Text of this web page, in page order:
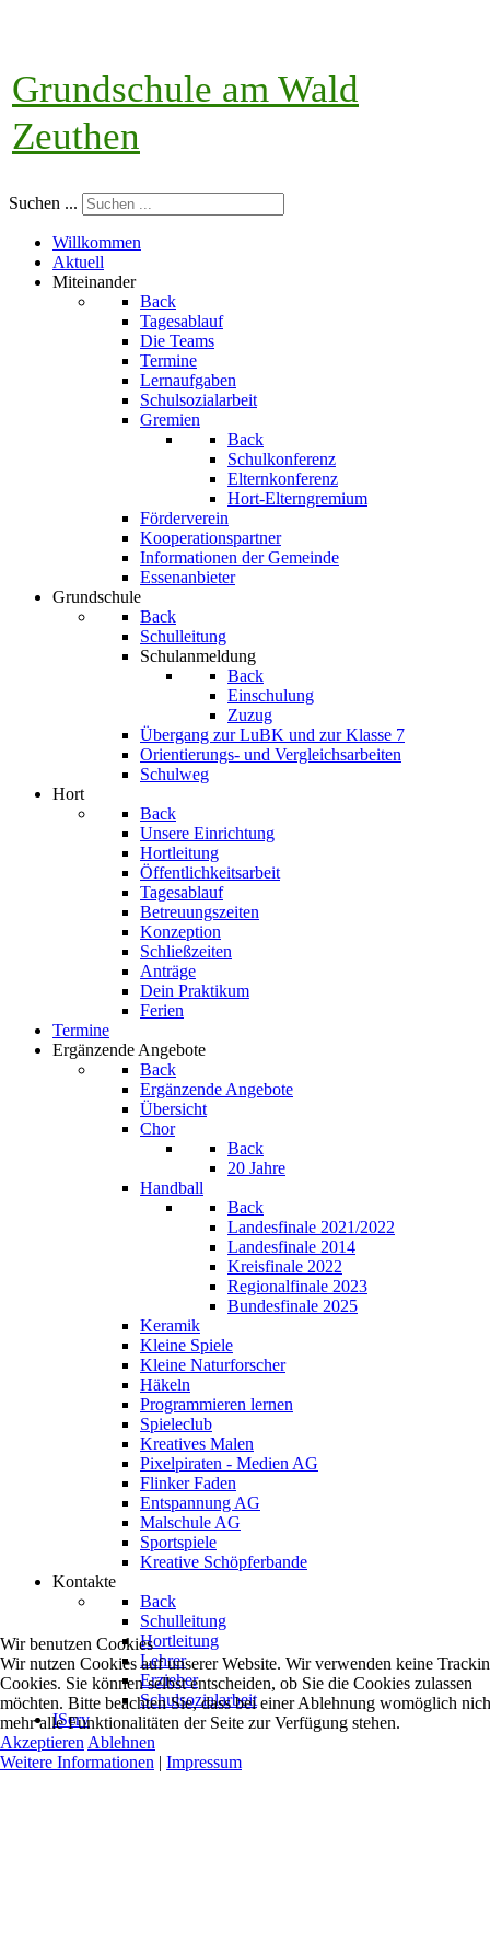
Grundschule am Wald
Zeuthen
Suchen ...
Willkommen
Aktuell
Miteinander
Back
Tagesablauf
Die Teams
Termine
Lernaufgaben
Schulsozialarbeit
Gremien
Back
Schulkonferenz
Elternkonferenz
Hort-Elterngremium
Förderverein
Kooperationspartner
Informationen der Gemeinde
Essenanbieter
Grundschule
Back
Schulleitung
Schulanmeldung
Back
Einschulung
Zuzug
Übergang zur LuBK und zur Klasse 7
Orientierungs- und Vergleichsarbeiten
Schulweg
Hort
Back
Unsere Einrichtung
Hortleitung
Öffentlichkeitsarbeit
Tagesablauf
Betreuungszeiten
Konzeption
Schließzeiten
Anträge
Dein Praktikum
Ferien
Termine
Ergänzende Angebote
Back
Ergänzende Angebote
Übersicht
Chor
Back
20 Jahre
Handball
Back
Landesfinale 2021/2022
Landesfinale 2014
Kreisfinale 2022
Regionalfinale 2023
Bundesfinale 2025
Keramik
Kleine Spiele
Kleine Naturforscher
Häkeln
Programmieren lernen
Spieleclub
Kreatives Malen
Pixelpiraten - Medien AG
Flinker Faden
Entspannung AG
Malschule AG
Sportspiele
Kreative Schöpferbande
Kontakte
Back
Schulleitung
Hortleitung
Lehrer
Erzieher
Schulsozialarbeit
IServ
Wir benutzen Cookies
Wir nutzen Cookies auf unserer Website. Wir verwenden keine
Cookies. Sie können selbst entscheiden, ob Sie die Cookies zulassen
möchten. Bitte beachten Sie, dass bei einer Ablehnung womöglich
mehr alle Funktionalitäten der Seite zur Verfügung stehen.
Akzeptieren Ablehnen
Weitere Informationen | Impressum